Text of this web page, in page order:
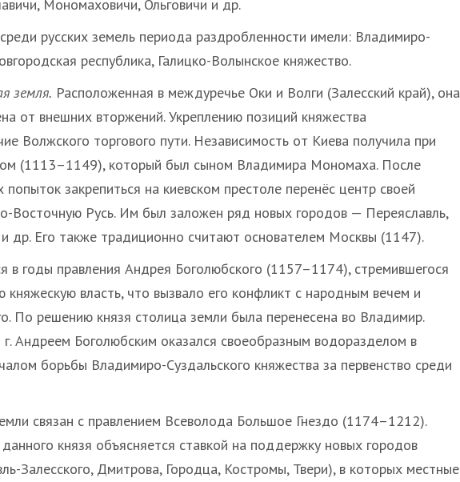
Мономаховичи, Ольговичи и др.
русских земель периода раздробленности имели: Владимиро-
республика, Галицко-Волынское княжество.
земля. Расположенная в междуречье Оки и Волги (Залесский край), она
от внешних вторжений. Укреплению позиций княжества
Волжского торгового пути. Независимость от Киева получила при
(1113–1149), который был сыном Владимира Мономаха. После
попыток закрепиться на киевском престоле перенёс центр своей
Восточную Русь. Им был заложен ряд новых городов — Переяславль,
др. Его также традиционно считают основателем Москвы (1147).
в годы правления Андрея Боголюбского (1157–1174), стремившегося
княжескую власть, что вызвало его конфликт с народным вечем и
По решению князя столица земли была перенесена во Владимир.
Андреем Боголюбским оказался своеобразным водоразделом в
борьбы Владимиро-Суздальского княжества за первенство среди
связан с правлением Всеволода Большое Гнездо (1174–1212).
князя объясняется ставкой на поддержку новых городов
Залесского, Дмитрова, Городца, Костромы, Твери), в которых местные